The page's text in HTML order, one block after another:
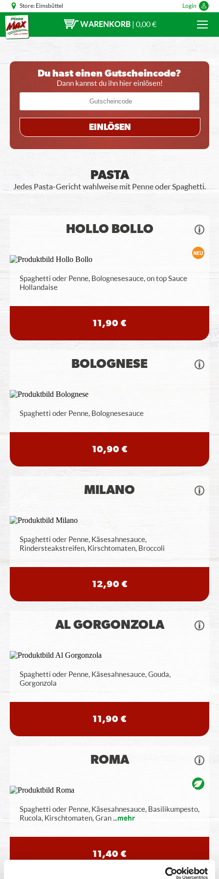
Store: Eimsbüttel Login
WARENKORB | 0,00 €
Du hast einen Gutscheincode?
Dann kannst du ihn hier einlösen!
EINLÖSEN
PASTA
Jedes Pasta-Gericht wahlweise mit Penne oder Spaghetti.
HOLLO BOLLO
Spaghetti oder Penne, Bolognesesauce, on top Sauce
Hollandaise
11,90 €
BOLOGNESE
Spaghetti oder Penne, Bolognesesauce
10,90 €
MILANO
Spaghetti oder Penne, Käsesahnesauce,
Rindersteakstreifen, Kirschtomaten, Broccoli
12,90 €
AL GORGONZOLA
Spaghetti oder Penne, Käsesahnesauce, Gouda,
Gorgonzola
11,90 €
ROMA
Spaghetti oder Penne, Käsesahnesauce, Basilikumpesto,
Rucola, Kirschtomaten, Gran...mehr
11,40 €